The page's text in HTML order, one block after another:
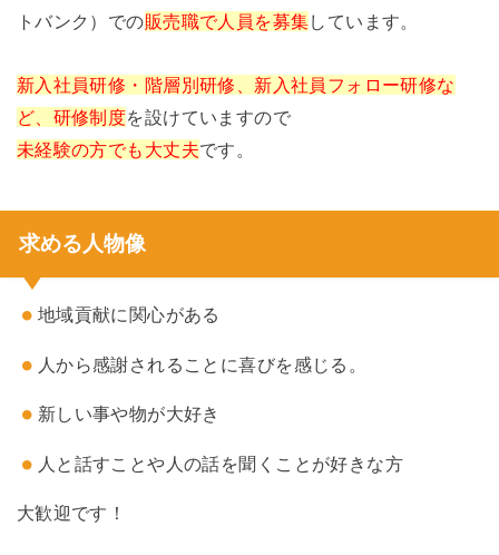
トバンク）での販売職で人員を募集しています。
新入社員研修・階層別研修、新入社員フォロー研修な
ど、研修制度を設けていますので
未経験の方でも大丈夫です。
求める人物像
地域貢献に関心がある
人から感謝されることに喜びを感じる。
新しい事や物が大好き
人と話すことや人の話を聞くことが好きな方
大歓迎です！